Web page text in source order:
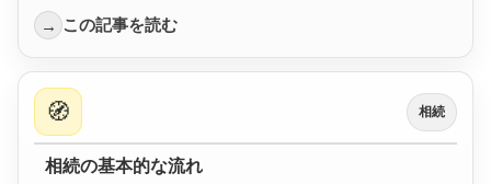
→ この記事を読む
🧭 相続
相続の基本的な流れ